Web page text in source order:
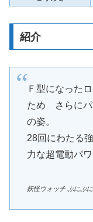
紹介
Ｆ型になった
ため さらにパ
の姿。
28回にわたる
力な超電動パ
妖怪ウォッチ ぷにぷに